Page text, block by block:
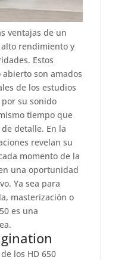
ventajas de un
rendimiento y
Estos
son amados
de los estudios
su sonido
tiempo que
detalle. En la
revelan su
momento de la
una oportunidad
Ya sea para
masterización o
es una
los HD 650